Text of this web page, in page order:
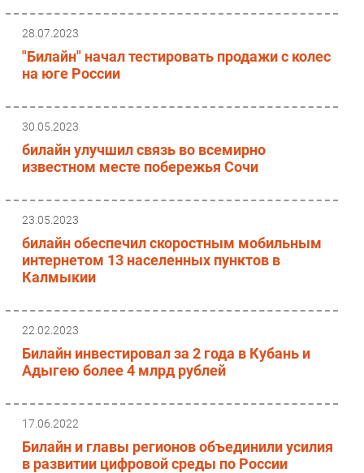
28.07.2023
"Билайн" начал тестировать продажи с колес
на юге России
30.05.2023
билайн улучшил связь во всемирно
известном месте побережья Сочи
23.05.2023
билайн обеспечил скоростным мобильным
интернетом 13 населенных пунктов в
Калмыкии
22.02.2023
Билайн инвестировал за 2 года в Кубань и
Адыгею более 4 млрд рублей
17.06.2022
Билайн и главы регионов объединили усилия
в развитии цифровой среды по России